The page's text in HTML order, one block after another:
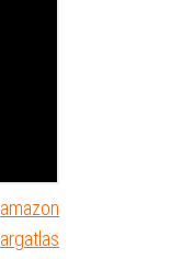
amazon
argatlas